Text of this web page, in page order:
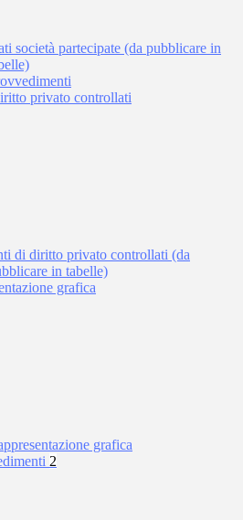
società partecipate (da pubblicare in
privato controllati
di diritto privato controllati (da
in tabelle)
grafica
grafica
2